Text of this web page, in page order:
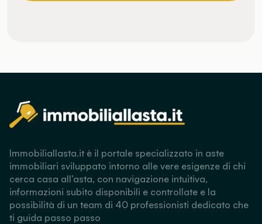
Immobiliallasta.it è il portale specializzato in aste
immobiliari sviluppato intorno alle vere esigenze di chi
cerca casa all’asta, con navigazione intuitiva,
informazioni subito disponibili e controllate e la
possibilità di un team di 40 professionisti dedicato che
ti guida passo passo